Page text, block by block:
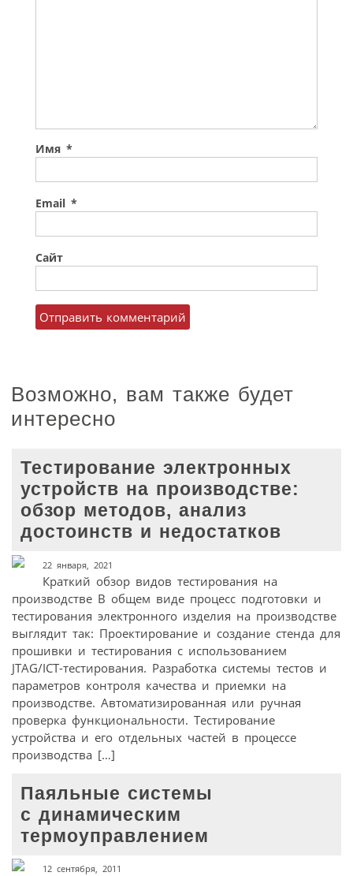
Имя *
Email *
Сайт
Возможно, вам также будет
интересно
Тестирование электронных
устройств на производстве:
обзор методов, анализ
достоинств и недостатков
22 января, 2021
Краткий обзор видов тестирования на
производстве В общем виде процесс подготовки и
тестирования электронного изделия на производстве
выглядит так: Проектирование и создание стенда для
прошивки и тестирования с использованием
JTAG/ICT-тестирования. Разработка системы тестов и
параметров контроля качества и приемки на
производстве. Автоматизированная или ручная
проверка функциональности. Тестирование
устройства и его отдельных частей в процессе
производства […]
Паяльные системы
с динамическим
термоуправлением
12 сентября, 2011